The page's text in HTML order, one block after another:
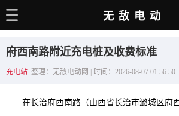
电动百科
无敌电动
府西南路附近充电桩及收费标准
充电站 整理：无敌电动网 | 时间：2026-08-07 01:56:50
在长治府西南路（山西省长治市潞城区府